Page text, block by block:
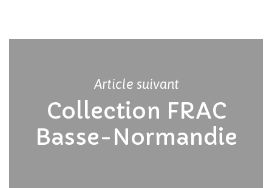
Votre panier est vide.
Article suivant
Collection FRAC
Basse-Normandie